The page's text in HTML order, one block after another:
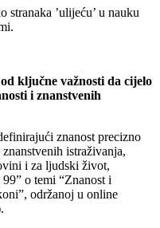
’ulijeću’ u nauku
ključne važnosti da cijelo
i znanstvenih
znanost precizno
istraživanja,
i za ljudski život,
o temi “Znanost i
održanoj u online